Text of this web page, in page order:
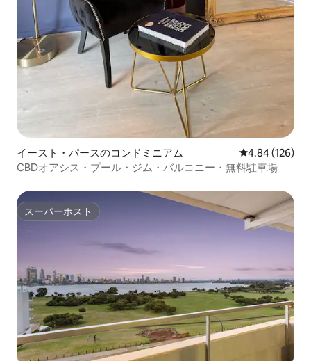
イースト・パースのコンドミニアム レビュー126
4.84 (126)
CBDオアシス・プール・ジム・バルコニー・無料駐車場
スーパーホスト
スーパーホスト